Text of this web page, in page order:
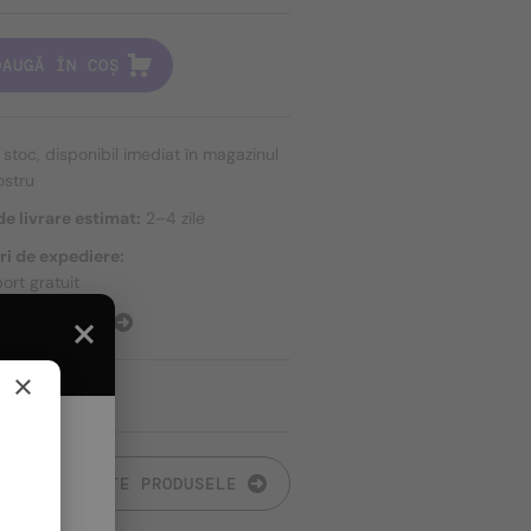
ÎN COȘ
stoc, disponibil imediat în magazinul
livrare estimat: 2–4 zile
de expediere:
gratuit
EXPEDIERE
TOATE PRODUSELE
×